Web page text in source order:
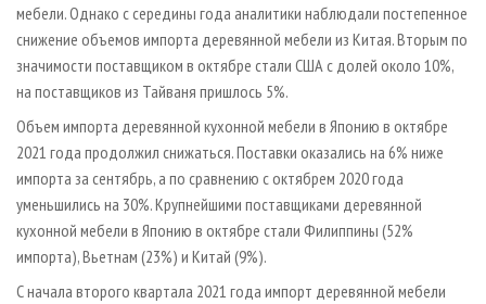
мебели. Однако с середины года аналитики наблюдали постепенное
снижение объемов импорта деревянной мебели из Китая. Вторым по
значимости поставщиком в октябре стали США с долей около 10%,
на поставщиков из Тайваня пришлось 5%.
Объем импорта деревянной кухонной мебели в Японию в октябре
2021 года продолжил снижаться. Поставки оказались на 6% ниже
импорта за сентябрь, а по сравнению с октябрем 2020 года
уменьшились на 30%. Крупнейшими поставщиками деревянной
кухонной мебели в Японию в октябре стали Филиппины (52%
импорта), Вьетнам (23%) и Китай (9%).
С начала второго квартала 2021 года импорт деревянной мебели